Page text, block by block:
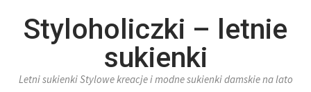
Styloholiczki – letnie
sukienki
Letni sukienki Stylowe kreacje i modne sukienki damskie na lato